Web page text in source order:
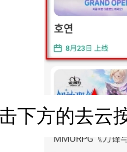
下方的去云